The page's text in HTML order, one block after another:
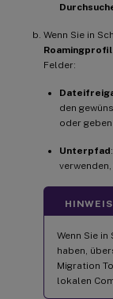
Wenn Sie in
Roamingprofil
Felder:
den
oder
Unterpfad
Wenn Sie in
haben,
Migration
lokalen